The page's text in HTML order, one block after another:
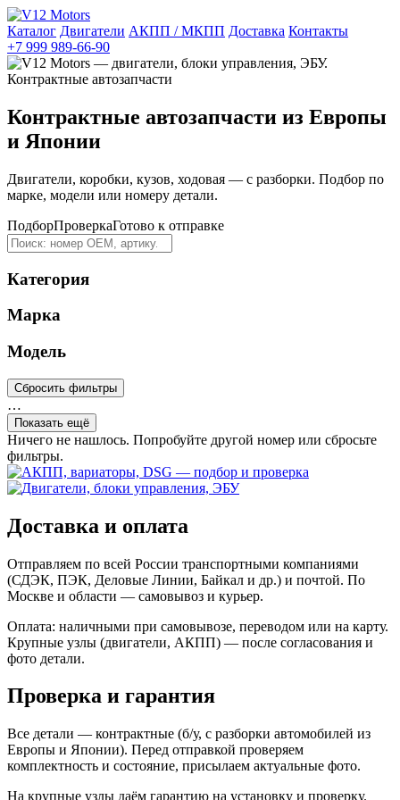
Каталог Двигатели АКПП / МКПП Доставка Контакты
+7 999 989-66-90
Контрактные автозапчасти из Европы
и Японии
Двигатели, коробки, кузов, ходовая — с разборки. Подбор по
марке, модели или номеру детали.
ПодборПроверкаГотово к отправке
Категория
Марка
Модель
Сбросить фильтры
…
Показать ещё
Ничего не нашлось. Попробуйте другой номер или сбросьте
фильтры.
Доставка и оплата
Отправляем по всей России транспортными компаниями
(СДЭК, ПЭК, Деловые Линии, Байкал и др.) и почтой. По
Москве и области — самовывоз и курьер.
Оплата: наличными при самовывозе, переводом или на карту.
Крупные узлы (двигатели, АКПП) — после согласования и
фото детали.
Проверка и гарантия
Все детали — контрактные (б/у, с разборки автомобилей из
Европы и Японии). Перед отправкой проверяем
комплектность и состояние, присылаем актуальные фото.
На крупные узлы даём гарантию на установку и проверку.